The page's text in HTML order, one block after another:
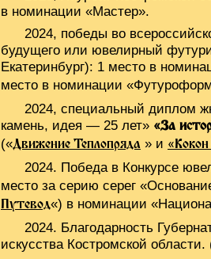
в номинации «Мастер».
2024, победы во
будущего или ювелирный
Екатеринбург): 1 место в
место в номинации
2024, специальный диплом
камень, идея — 25 лет» «За
(«Движение Теплопряда » и
2024. Победа в Конкурсе
место за серию серег
Путевод«) в номинации
2024. Благодарность
искусства Костромской